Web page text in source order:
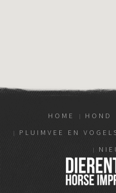
HOME HOND
PLUIMVEE EN